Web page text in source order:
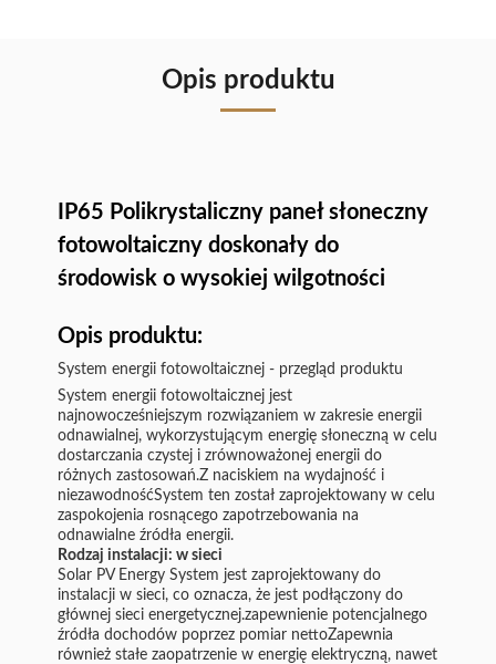
Opis produktu
IP65 Polikrystaliczny paneł słoneczny
fotowoltaiczny doskonały do
środowisk o wysokiej wilgotności
Opis produktu:
System energii fotowoltaicznej - przegląd produktu
System energii fotowoltaicznej jest
najnowocześniejszym rozwiązaniem w zakresie energii
odnawialnej, wykorzystującym energię słoneczną w celu
dostarczania czystej i zrównoważonej energii do
różnych zastosowań.Z naciskiem na wydajność i
niezawodnośćSystem ten został zaprojektowany w celu
zaspokojenia rosnącego zapotrzebowania na
odnawialne źródła energii.
Rodzaj instalacji: w sieci
Solar PV Energy System jest zaprojektowany do
instalacji w sieci, co oznacza, że jest podłączony do
głównej sieci energetycznej.zapewnienie potencjalnego
źródła dochodów poprzez pomiar nettoZapewnia
również stałe zaopatrzenie w energię elektryczną, nawet